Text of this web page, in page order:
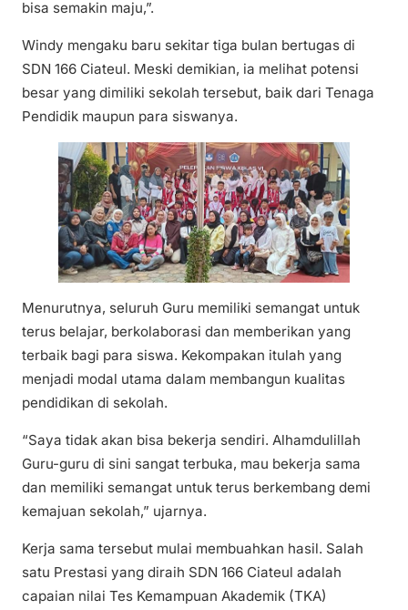
bisa semakin maju,”.
Windy mengaku baru sekitar tiga bulan bertugas di
SDN 166 Ciateul. Meski demikian, ia melihat potensi
besar yang dimiliki sekolah tersebut, baik dari Tenaga
Pendidik maupun para siswanya.
Menurutnya, seluruh Guru memiliki semangat untuk
terus belajar, berkolaborasi dan memberikan yang
terbaik bagi para siswa. Kekompakan itulah yang
menjadi modal utama dalam membangun kualitas
pendidikan di sekolah.
“Saya tidak akan bisa bekerja sendiri. Alhamdulillah
Guru-guru di sini sangat terbuka, mau bekerja sama
dan memiliki semangat untuk terus berkembang demi
kemajuan sekolah,” ujarnya.
Kerja sama tersebut mulai membuahkan hasil. Salah
satu Prestasi yang diraih SDN 166 Ciateul adalah
capaian nilai Tes Kemampuan Akademik (TKA)